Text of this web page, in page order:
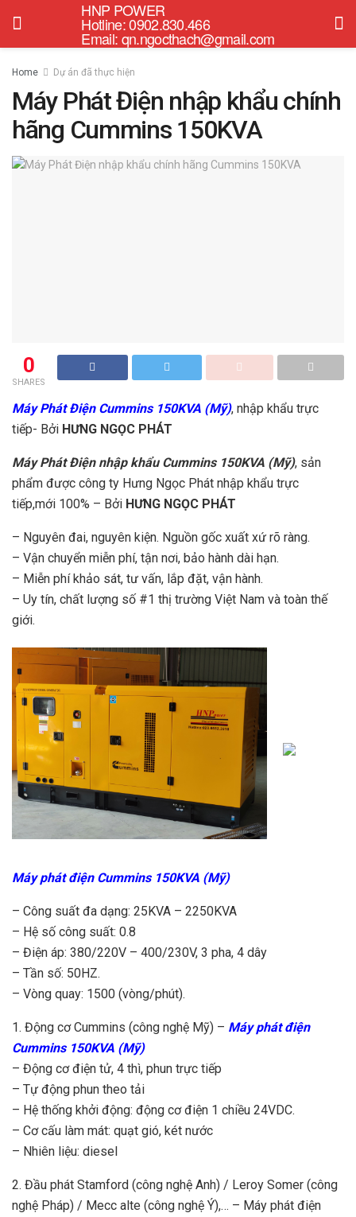
HNP POWER
Hotline: 0902.830.466
Email: qn.ngocthach@gmail.com
Home Dự án đã thực hiện
Máy Phát Điện nhập khẩu chính
hãng Cummins 150KVA
0
SHARES
Máy Phát Điện Cummins 150KVA (Mỹ), nhập khẩu trực
tiếp- Bởi HƯNG NGỌC PHÁT
Máy Phát Điện nhập khẩu Cummins 150KVA (Mỹ), sản
phẩm được công ty Hưng Ngọc Phát nhập khẩu trực
tiếp,mới 100% – Bởi HƯNG NGỌC PHÁT
– Nguyên đai, nguyên kiện. Nguồn gốc xuất xứ rõ ràng.
– Vận chuyển miễn phí, tận nơi, bảo hành dài hạn.
– Miễn phí khảo sát, tư vấn, lắp đặt, vận hành.
– Uy tín, chất lượng số #1 thị trường Việt Nam và toàn thế
giới.
Máy phát điện Cummins 150KVA (Mỹ)
– Công suất đa dạng: 25KVA – 2250KVA
– Hệ số công suất: 0.8
– Điện áp: 380/220V – 400/230V, 3 pha, 4 dây
– Tần số: 50HZ.
– Vòng quay: 1500 (vòng/phút).
1. Động cơ Cummins (công nghệ Mỹ) – Máy phát điện
Cummins 150KVA (Mỹ)
– Động cơ điện tử, 4 thì, phun trực tiếp
– Tự động phun theo tải
– Hệ thống khởi động: động cơ điện 1 chiều 24VDC.
– Cơ cấu làm mát: quạt gió, két nước
– Nhiên liệu: diesel
2. Đầu phát Stamford (công nghệ Anh) / Leroy Somer (công
nghệ Pháp) / Mecc alte (công nghệ Ý),… – Máy phát điện